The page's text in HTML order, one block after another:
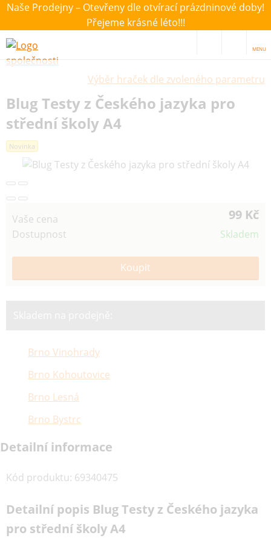
Naše Prodejny – Otevřeny dle otvírací prázdninové doby!
Přejeme krásné léto!!!
MENU
Výběr hraček dle zvoleného parametru
Blug Testy z Českého jazyka pro
střední školy A4
Novinka
Vaše cena 99 Kč
Dostupnost Skladem
Brno Vinohrady
Brno Kohoutovice
Brno Lesná
Brno Bystrc
Detailní informace
Kód produktu: 69340475
Detailní popis Blug Testy z Českého jazyka
pro střední školy A4